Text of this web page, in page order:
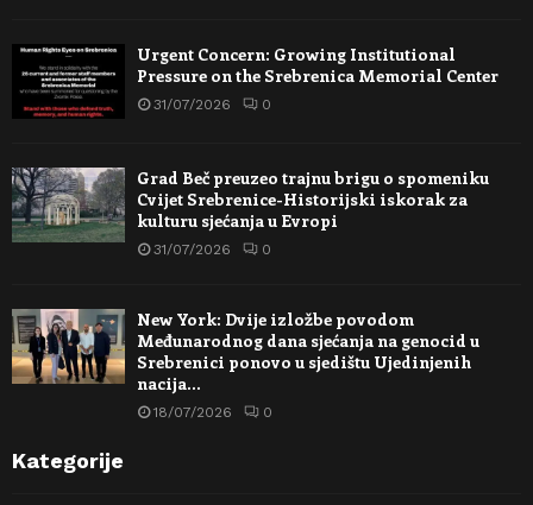
Urgent Concern: Growing Institutional
Pressure on the Srebrenica Memorial Center
31/07/2026 0
Grad Beč preuzeo trajnu brigu o spomeniku
Cvijet Srebrenice-Historijski iskorak za
kulturu sjećanja u Evropi
31/07/2026 0
New York: Dvije izložbe povodom
Međunarodnog dana sjećanja na genocid u
Srebrenici ponovo u sjedištu Ujedinjenih
nacija…
18/07/2026 0
Kategorije